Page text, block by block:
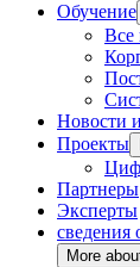
Обучение
Все
Новости
Проекты
Партнеры
Эксперты
сведения
More